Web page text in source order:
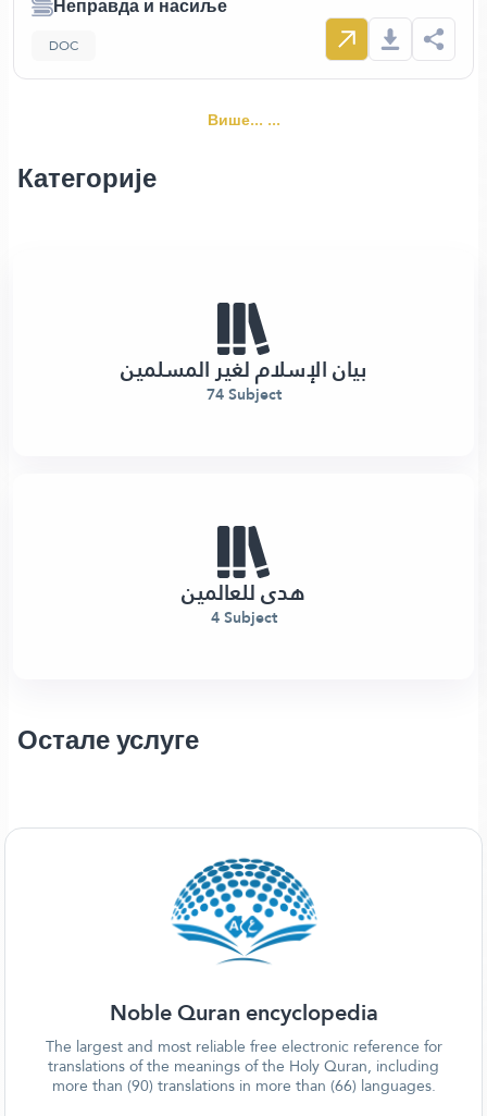
DOC
Више... ...
Категорије
بيان الإسلام لغير المسلمين
74 Subject
هدى للعالمين
4 Subject
Остале услуге
Noble Quran encyclopedia
The largest and most reliable free electronic reference for
translations of the meanings of the Holy Quran, including
more than (90) translations in more than (66) languages.